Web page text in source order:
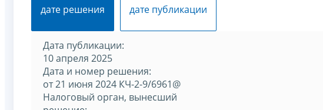
дате решения
дате публикации
Дата публикации:
10 апреля 2025
Дата и номер решения:
от 21 июня 2024 КЧ-2-9/6961@
Налоговый орган, вынесший